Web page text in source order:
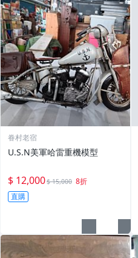
眷村老宿
U.S.N美軍哈雷重機模型
$ 12,000$ 15,000 8折
直購